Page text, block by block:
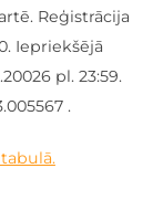
Reģistrācija
Iepriekšējā
pl. 23:59.
.